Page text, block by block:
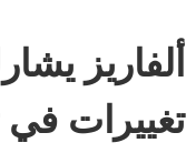
تغييرات في